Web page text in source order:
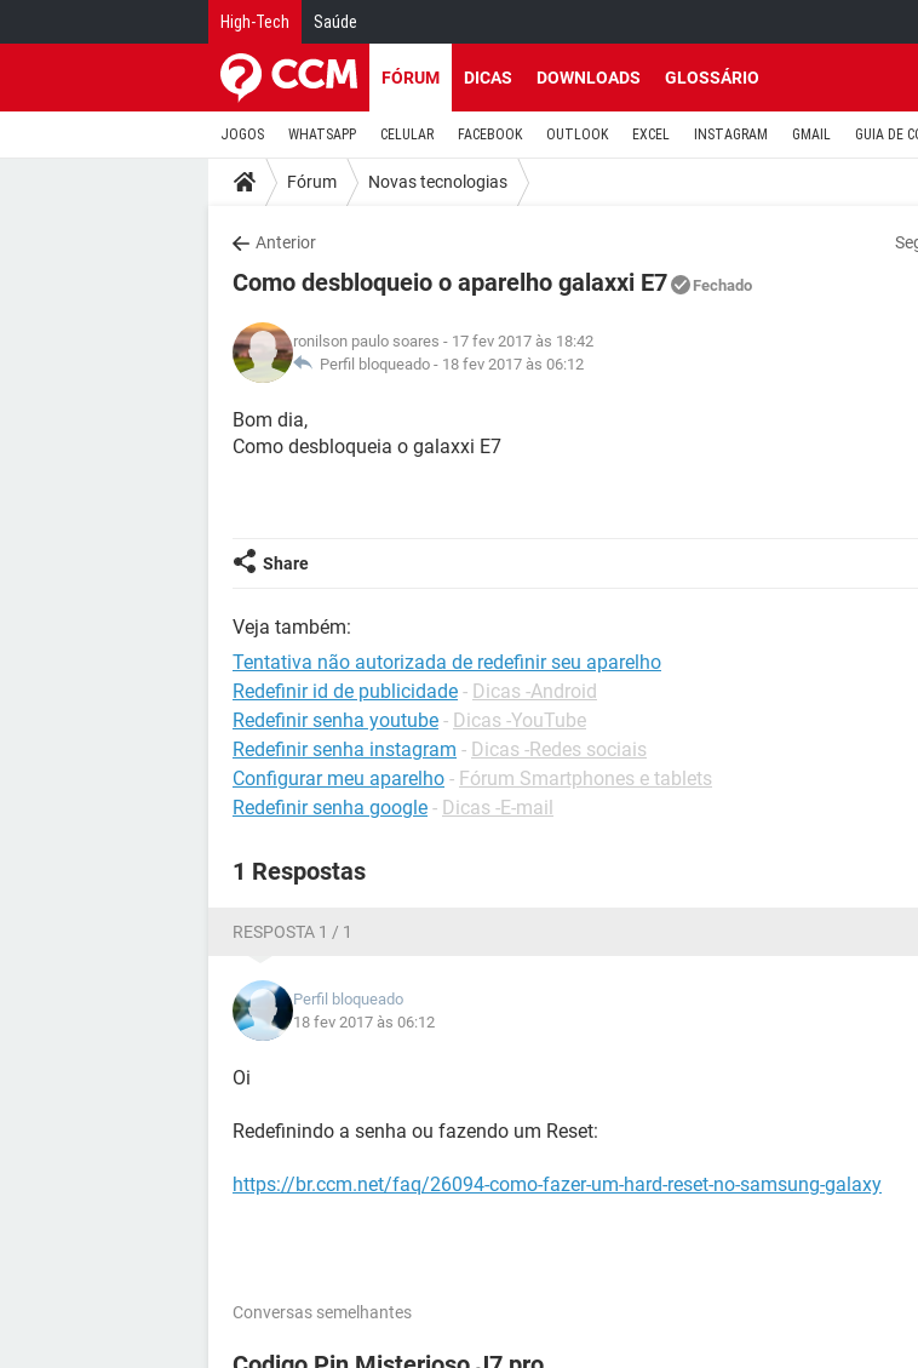
High-Tech Saúde
FÓRUM DICAS DOWNLOADS GLOSSÁRIO
JOGOS WHATSAPP CELULAR FACEBOOK OUTLOOK EXCEL INSTAGRAM GMAIL GUIA DE
Fórum Novas tecnologias
Anterior
Como desbloqueio o aparelho galaxxi E7 Fechado
ronilson paulo soares - 17 fev 2017 às 18:42
Perfil bloqueado - 18 fev 2017 às 06:12
Bom dia,
Como desbloqueia o galaxxi E7
Share
Veja também:
Tentativa não autorizada de redefinir seu aparelho
Redefinir id de publicidade - Dicas -Android
Redefinir senha youtube - Dicas -YouTube
Redefinir senha instagram - Dicas -Redes sociais
Configurar meu aparelho - Fórum Smartphones e tablets
Redefinir senha google - Dicas -E-mail
1 Respostas
RESPOSTA 1 / 1
Perfil bloqueado
18 fev 2017 às 06:12
Oi
Redefinindo a senha ou fazendo um Reset:
https://br.ccm.net/faq/26094-como-fazer-um-hard-reset-no-samsung-galaxy
Conversas semelhantes